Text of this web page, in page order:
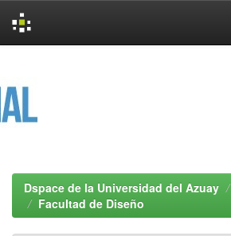
Dspace de la Universidad del Azuay
Facultad de Diseño